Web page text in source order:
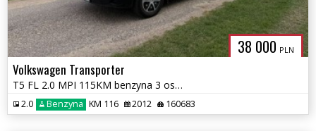
38 000 PLN
Volkswagen Transporter
T5 FL 2.0 MPI 115KM benzyna 3 osobowy 160tys km przebiegu
2.0 Benzyna KM 116 2012 160683